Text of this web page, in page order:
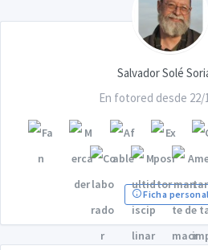
Salvador Solé
En fotored desde 22/
Ficha personal